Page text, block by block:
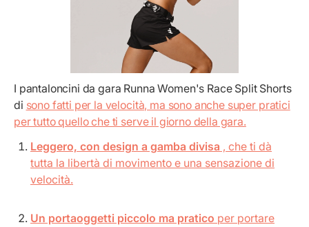
I pantaloncini da gara Runna Women's Race Split Shorts
di sono fatti per la velocità, ma sono anche super pratici
per tutto quello che ti serve il giorno della gara.
Leggero, con design a gamba divisa , che ti dà
tutta la libertà di movimento e una sensazione di
velocità.
Un portaoggetti piccolo ma pratico per portare